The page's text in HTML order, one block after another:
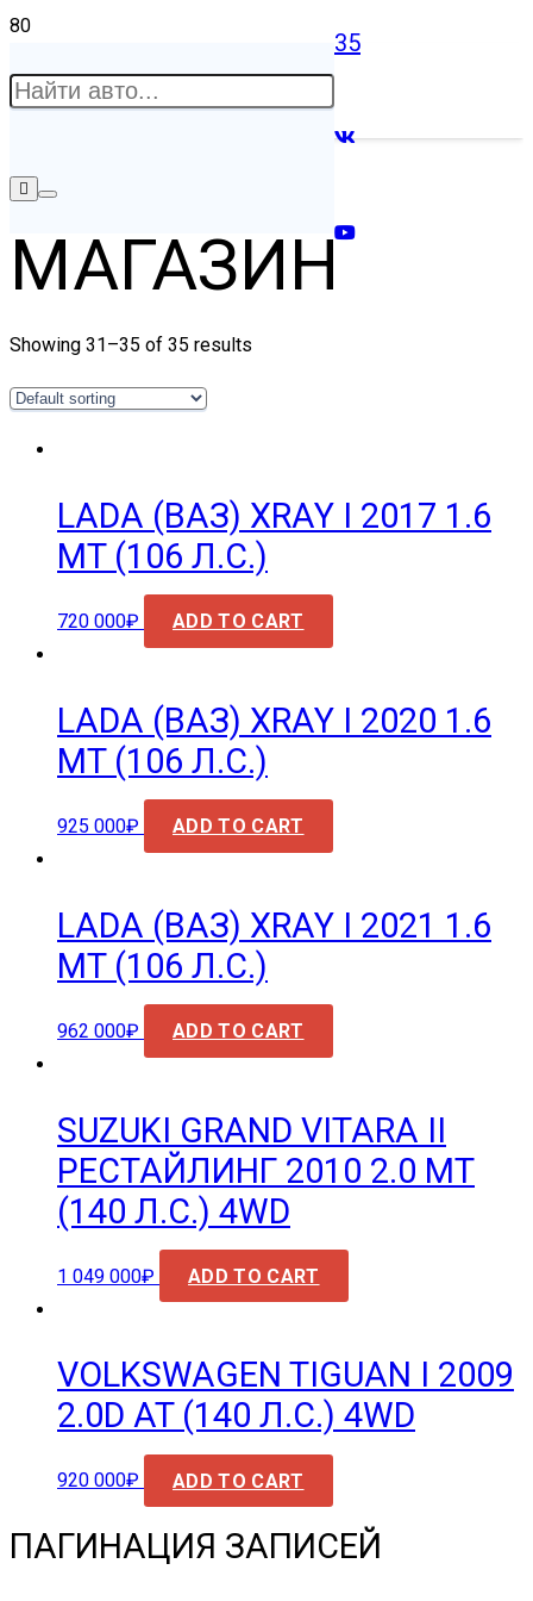
35
МАГАЗИН
Showing 31–35 of 35 results
LADA (ВАЗ) XRAY I 2017 1.6
MT (106 Л.С.)
720 000₽ ADD TO CART
LADA (ВАЗ) XRAY I 2020 1.6
MT (106 Л.С.)
925 000₽ ADD TO CART
LADA (ВАЗ) XRAY I 2021 1.6
MT (106 Л.С.)
962 000₽ ADD TO CART
SUZUKI GRAND VITARA II
РЕСТАЙЛИНГ 2010 2.0 MT
(140 Л.С.) 4WD
1 049 000₽ ADD TO CART
VOLKSWAGEN TIGUAN I 2009
2.0D AT (140 Л.С.) 4WD
920 000₽ ADD TO CART
ПАГИНАЦИЯ ЗАПИСЕЙ